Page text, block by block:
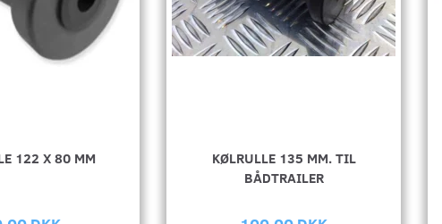
122 X 80 MM
KØLRULLE 135 MM. TIL
BÅDTRAILER